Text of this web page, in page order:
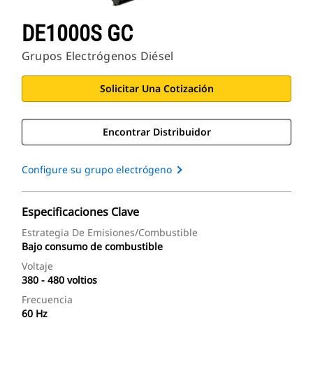
DE1000S GC
Grupos Electrógenos Diésel
Solicitar Una Cotización
Encontrar Distribuidor
Configure su grupo electrógeno
Especificaciones Clave
Estrategia De Emisiones/combustible
Bajo consumo de combustible
Voltaje
380 - 480 voltios
Frecuencia
60 Hz